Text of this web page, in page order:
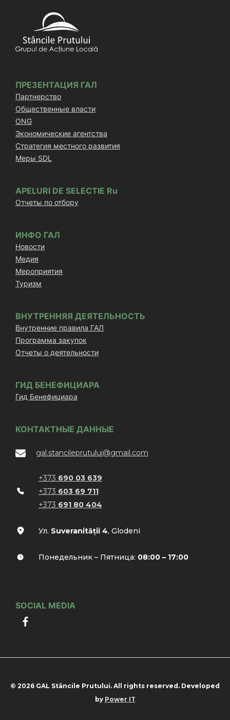
ПРЕЗЕНТАЦИЯ ГАЛ
Партнерство
Общественные власти
ONG
Экономические агентства
Стратегия местного развития
Меры SDL
APELURI DE SELECTIE Ru
Отчеты по отбору
ИНФО ГАЛ
Новости
Медия
Мероприятия
Туризм
ВНУТРЕННЯЯ ДЕЯТЕЛЬНОСТЬ
Внутренние правила ГАЛ
Программа закупок
Отчеты о деятельности
ГИД БЕНЕФИЦИАРА
Гид Бенефициара
КОНТАКТНЫЕ ДАННЫЕ
gal.stancileprutului@gmail.com
+373 690 03 639
+373 603 69 711
+373 691 80 404
Ул. Suveranității 4, Glodeni
Понедельник – Пятница: 08:00 – 17:00
SOCIAL MEDIA
© 2026 GAL Stâncile Prutului. All rights reserved. Developed
by Power IT